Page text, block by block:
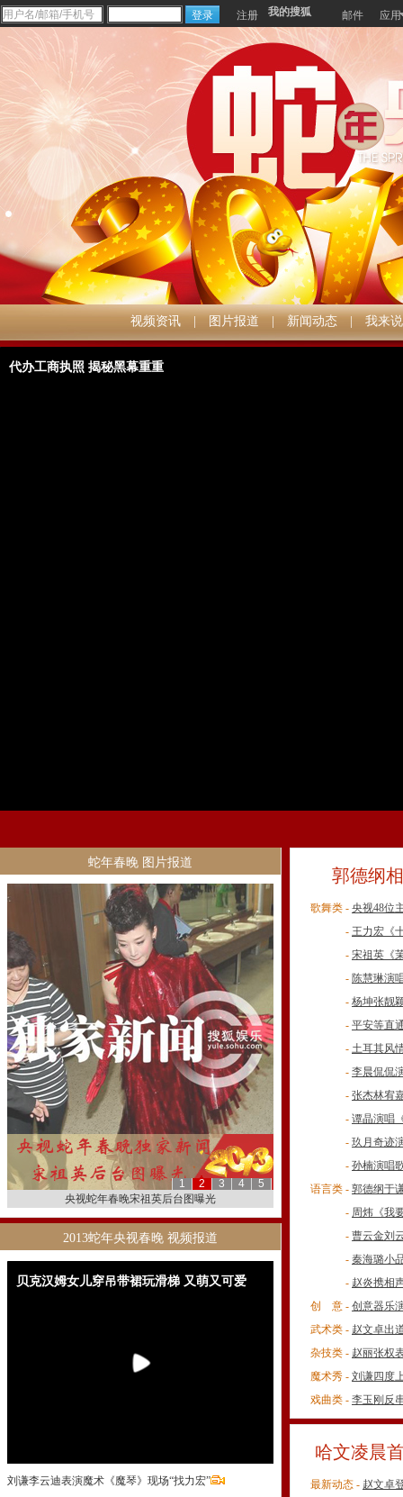
注册 我的搜狐 邮件 应用
视频资讯 图片报道 新闻动态 我来
代办工商执照 揭秘黑幕重重
蛇年春晚 图片报道
1 2 3 4
5
央视蛇年春晚宋祖英后台图曝光
2013蛇年央视春晚 视频报道
贝克汉姆女儿穿吊带裙玩滑梯 又萌又可爱
刘谦李云迪表演魔术《魔琴》现场“找力宏”
郭德纲
歌舞类 - 央视48位
- 王力宏《
- 宋祖英《
- 陈慧琳演
- 杨坤张靓
- 平安等直
- 土耳其风
- 李晨侃侃
- 张杰林宥
- 谭晶演唱
- 玖月奇迹
- 孙楠演唱
语言类 - 郭德纲于
- 周炜《我
- 曹云金刘
- 秦海璐小
- 赵炎携相
创 意 - 创意器乐
武术类 - 赵文卓出
杂技类 - 赵丽张权
魔术秀 - 刘谦四度
戏曲类 - 李玉刚反
哈文凌晨
最新动态 - 赵文卓